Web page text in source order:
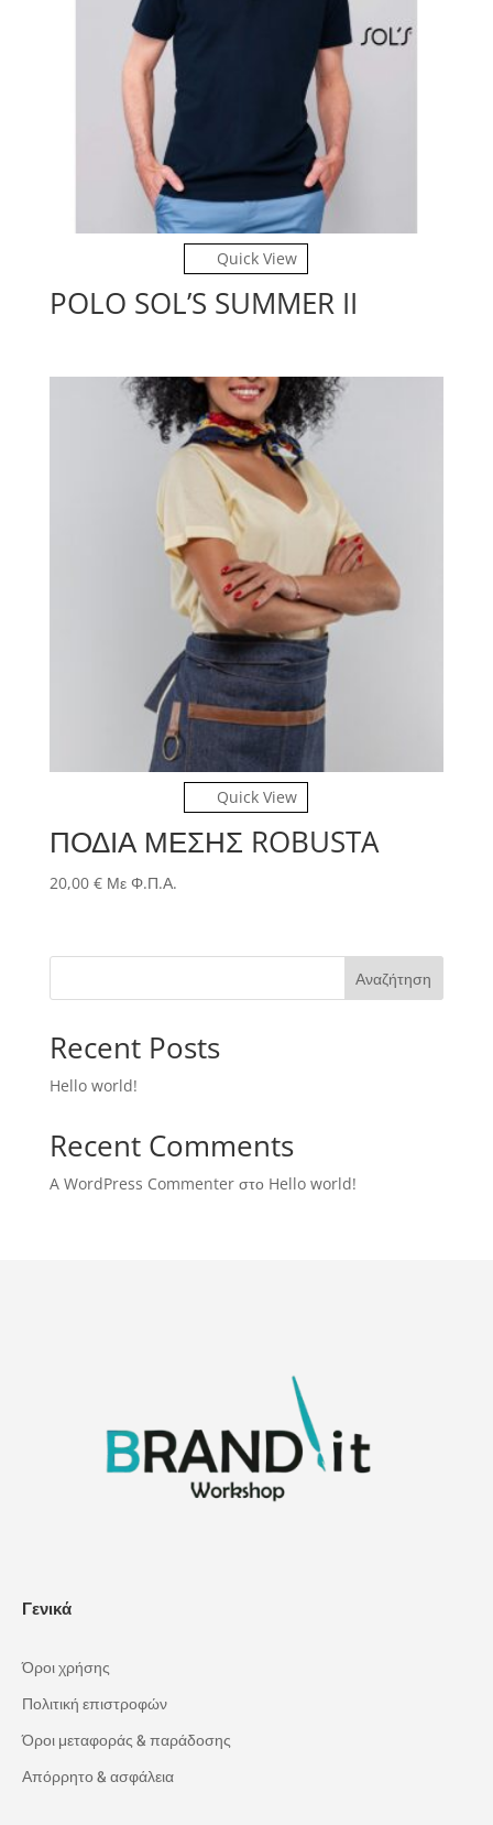
Quick View
POLO SOL’S SUMMER II
Quick View
ΠΟΔΙΑ ΜΕΣΗΣ ROBUSTA
20,00 € Με Φ.Π.Α.
Αναζήτηση
Recent Posts
Hello world!
Recent Comments
A WordPress Commenterστο Hello world!
Γενικά
Όροι χρήσης
Πολιτική επιστροφών
Όροι μεταφοράς & παράδοσης
Απόρρητο & ασφάλεια